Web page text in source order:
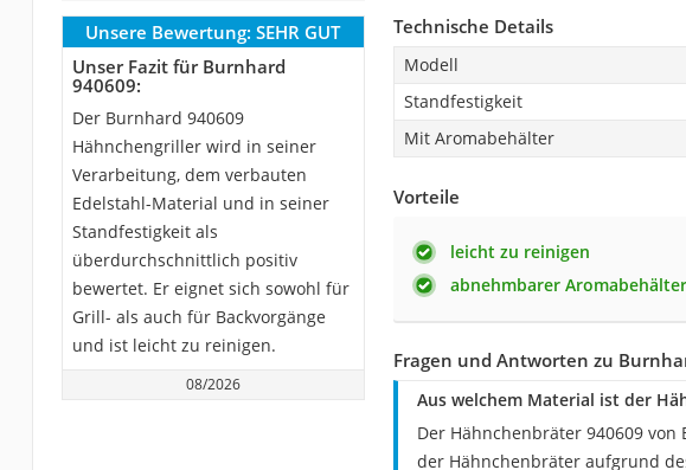
Unsere Bewertung: SEHR GUT
Unser Fazit für Burnhard
940609:
Der Burnhard 940609
Hähnchengriller wird in seiner
Verarbeitung, dem verbauten
Edelstahl-Material und in seiner
Standfestigkeit als
überdurchschnittlich positiv
bewertet. Er eignet sich sowohl für
Grill- als auch für Backvorgänge
und ist leicht zu reinigen.
08/2026
Technische Details
Modell
Standfestigkeit
Mit Aromabehälter
Vorteile
leicht zu reinigen
abnehmbarer Aromabehälter
Fragen und Antworten zu
Aus welchem Material ist der
Der Hähnchenbräter 940609
der Hähnchenbräter aufgrund